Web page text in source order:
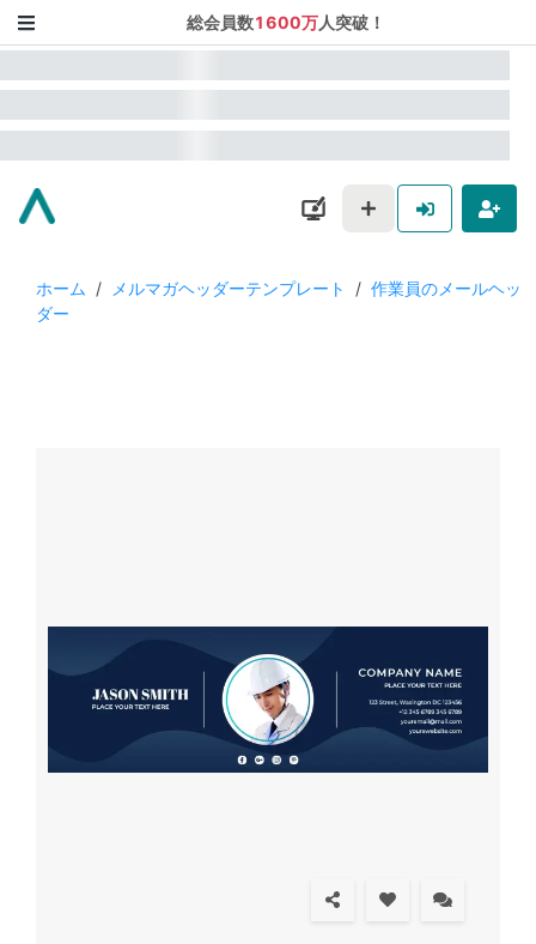
総会員数1600万人突破！
ホーム / メルマガヘッダーテンプレート / 作業員のメールヘッ
ダー